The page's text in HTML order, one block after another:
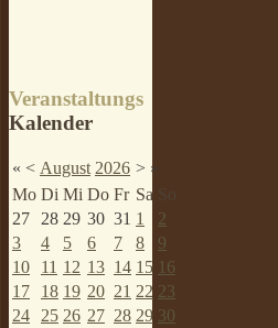
Veranstaltungs
Kalender
« < August 2026 > »
Mo Di Mi Do Fr Sa
27 28 29 30 31 1
2
3
4 5 6 7 8
9
10
11 12 13 14 15
16
17
18 19 20 21 22 23
24 25 26 27 28 29 30